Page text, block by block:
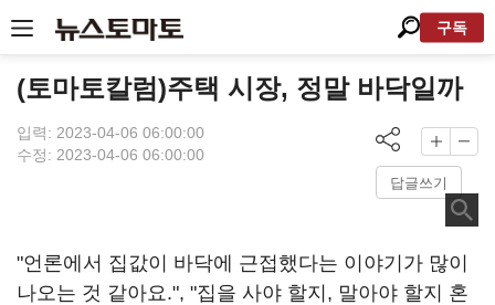
구독
(토마토칼럼)주택 시장, 정말 바닥일까
입력: 2023-04-06 06:00:00
수정: 2023-04-06 06:00:00
답글쓰기
"언론에서 집값이 바닥에 근접했다는 이야기가 많이
나오는 것 같아요.", "집을 사야 할지, 말아야 할지 혼